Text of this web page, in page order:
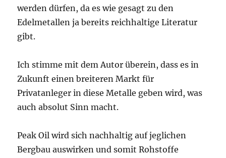
werden dürfen, da es wie gesagt zu den
Edelmetallen ja bereits reichhaltige Literatur
gibt.
Ich stimme mit dem Autor überein, dass es in
Zukunft einen breiteren Markt für
Privatanleger in diese Metalle geben wird, was
auch absolut Sinn macht.
Peak Oil wird sich nachhaltig auf jeglichen
Bergbau auswirken und somit Rohstoffe